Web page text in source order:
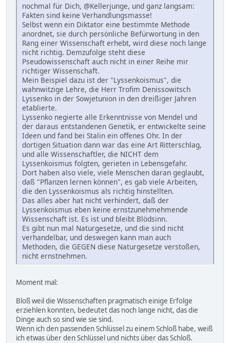
nochmal für Dich, @Kellerjunge, und ganz langsam:
Fakten sind keine Verhandlungsmasse!
Selbst wenn ein Diktator eine bestimmte Methode
anordnet, sie durch persönliche Befürwortung in den
Rang einer Wissenschaft erhebt, wird diese noch lange
nicht richtig. Demzufolge steht diese
Pseudowissenschaft auch nicht in einer Reihe mir
richtiger Wissenschaft.
Mein Beispiel dazu ist der "Lyssenkoismus", die
wahnwitzige Lehre, die Herr Trofim Denissowitsch
Lyssenko in der Sowjetunion in den dreißiger Jahren
etablierte.
Lyssenko negierte alle Erkenntnisse von Mendel und
der daraus entstandenen Genetik, er entwickelte seine
Ideen und fand bei Stalin ein offenes Ohr. In der
dortigen Situation dann war das eine Art Ritterschlag,
und alle Wissenschaftler, die NICHT dem
Lyssenkoismus folgten, gerieten in Lebensgefahr.
Dort haben also viele, viele Menschen daran geglaubt,
daß "Pflanzen lernen können", es gab viele Arbeiten,
die den Lyssenkoismus als richtig hinstellten.
Das alles aber hat nicht verhindert, daß der
Lyssenkoismus eben keine ernstzunehmehmende
Wissenschaft ist. Es ist und bleibt Blödsinn.
Es gibt nun mal Naturgesetze, und die sind nicht
verhandelbar, und deswegen kann man auch
Methoden, die GEGEN diese Naturgesetze verstoßen,
nicht ernstnehmen.
Moment mal:
Bloß weil die Wissenschaften pragmatisch einige Erfolge
erziehlen konnten, bedeutet das noch lange nicht, das die
Dinge auch so sind wie sie sind.
Wenn ich den passenden Schlüssel zu einem Schloß habe, weiß
ich etwas über den Schlüssel und nichts über das Schloß.